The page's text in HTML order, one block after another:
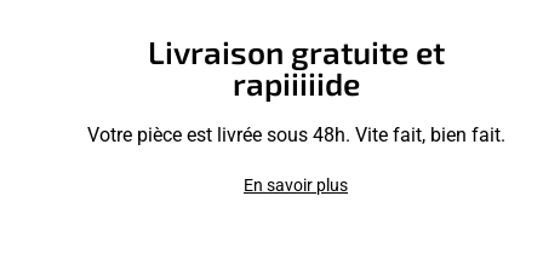
Livraison gratuite et
rapiiiiide
Votre pièce est livrée sous 48h. Vite fait, bien fait.
En savoir plus